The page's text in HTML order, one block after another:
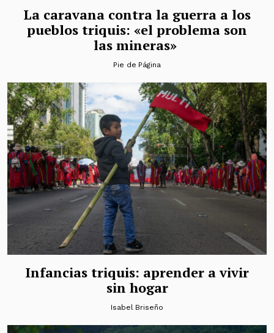
La caravana contra la guerra a los
pueblos triquis: «el problema son
las mineras»
Pie de Página
Infancias triquis: aprender a vivir
sin hogar
Isabel Briseño